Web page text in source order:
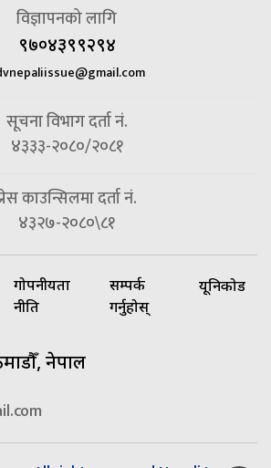
विज्ञापनको लागि
९७०४३९९२९४
सूचना विभाग दर्ता नं.
४३३३-२०८०/२०८१
काउन्सिलमा दर्ता नं.
४३२७-२०८०\८१
गोपनीयता
नीति
सम्पर्क
गर्नुहोस्
यूनिकोड
नेपाल